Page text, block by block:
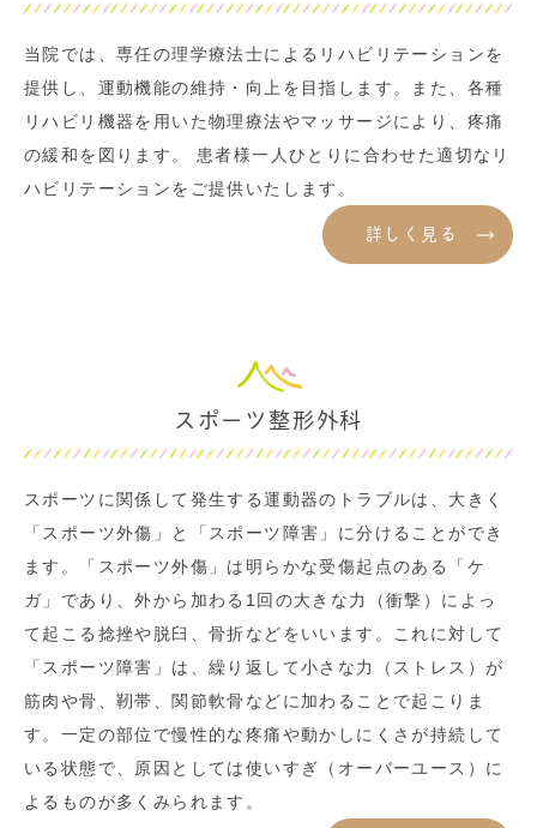
当院では、専任の理学療法士によるリハビリテーションを
提供し、運動機能の維持・向上を目指します。また、各種
リハビリ機器を用いた物理療法やマッサージにより、疼痛
の緩和を図ります。 患者様一人ひとりに合わせた適切なリ
ハビリテーションをご提供いたします。
詳しく見る
スポーツ整形外科
スポーツに関係して発生する運動器のトラブルは、大きく
「スポーツ外傷」と「スポーツ障害」に分けることができ
ます。「スポーツ外傷」は明らかな受傷起点のある「ケ
ガ」であり、外から加わる1回の大きな力（衝撃）によっ
て起こる捻挫や脱臼、骨折などをいいます。これに対して
「スポーツ障害」は、繰り返して小さな力（ストレス）が
筋肉や骨、靭帯、関節軟骨などに加わることで起こりま
す。一定の部位で慢性的な疼痛や動かしにくさが持続して
いる状態で、原因としては使いすぎ（オーバーユース）に
よるものが多くみられます。